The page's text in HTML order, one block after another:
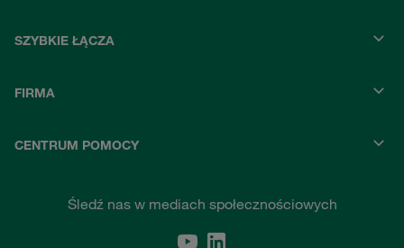
SZYBKIE ŁĄCZA
FIRMA
CENTRUM POMOCY
Śledź nas w mediach społecznościowych